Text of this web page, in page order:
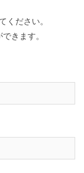
ください。
きます。